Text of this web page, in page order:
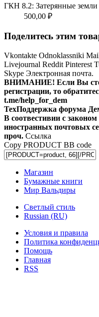
ГКН 8.2: Затерянные земли
500,00 ₽
Поделитесь этим
Vkontakte Odnoklassniki
Livejournal Reddit Pinterest
Skype Электронная почта.
ВНИМАНИЕ! Ecли Вы
регистрации, то
t.me/help_for_dem
ТехПоддержка форума
В соотвестивии с
иностранных почтовых
проч. Ссылка
Copy PRODUCT BB code
Магазин
Бумажные книги
Мир Вальдиры
Светлый стиль
Russian (RU)
Условия и правила
Политика
Помощь
Главная
RSS